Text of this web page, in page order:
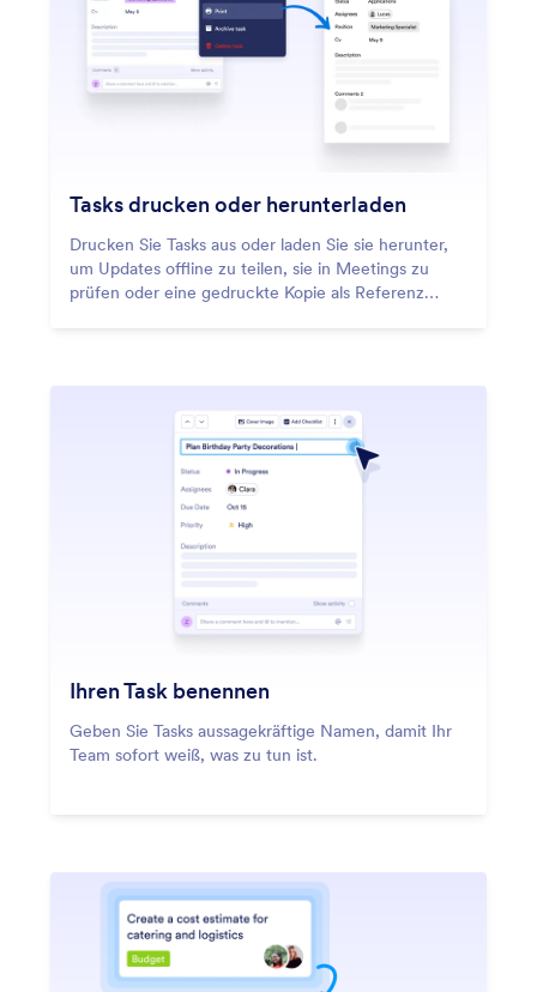
Tasks drucken oder herunterladen
Drucken Sie Tasks aus oder laden Sie sie herunter,
um Updates offline zu teilen, sie in Meetings zu
prüfen oder eine gedruckte Kopie als Referenz
Ihren Task benennen
Geben Sie Tasks aussagekräftige Namen, damit Ihr
Team sofort weiß, was zu tun ist.